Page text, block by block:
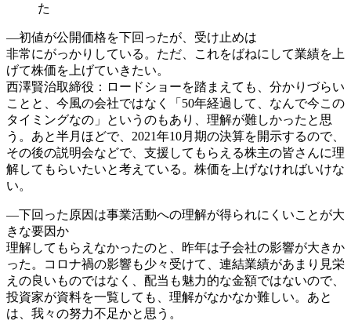
た
―初値が公開価格を下回ったが、受け止めは
非常にがっかりしている。ただ、これをばねにして業績を上
げて株価を上げていきたい。
西澤賢治取締役：ロードショーを踏まえても、分かりづらい
ことと、今風の会社ではなく「50年経過して、なんで今この
タイミングなの」というのもあり、理解が難しかったと思
う。あと半月ほどで、2021年10月期の決算を開示するので、
その後の説明会などで、支援してもらえる株主の皆さんに理
解してもらいたいと考えている。株価を上げなければいけな
い。
―下回った原因は事業活動への理解が得られにくいことが大
きな要因か
理解してもらえなかったのと、昨年は子会社の影響が大きか
った。コロナ禍の影響も少々受けて、連結業績があまり見栄
えの良いものではなく、配当も魅力的な金額ではないので、
投資家が資料を一覧しても、理解がなかなか難しい。あと
は、我々の努力不足かと思う。